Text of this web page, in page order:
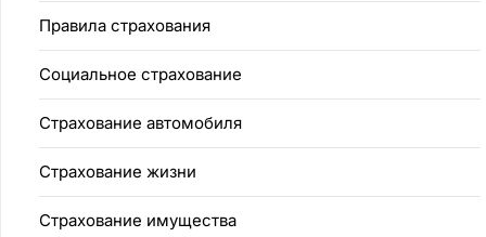
Правила страхования
Социальное страхование
Страхование автомобиля
Страхование жизни
Страхование имущества